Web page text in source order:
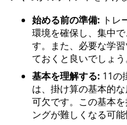
始める前の準備: トレ
環境を確保し、集中
す。また、必要な学
ておくと良いでしょう
基本を理解する: 11の
は、掛け算の基本的
可欠です。この基本
ングが難しくなる可能